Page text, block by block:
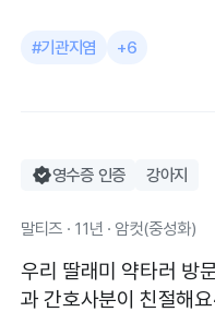
#기관지염 +6
영수증 인증 강아지
말티즈 · 11년 · 암컷(중성화)
우리 딸래미 약타러 방
과 간호사분이 친절해